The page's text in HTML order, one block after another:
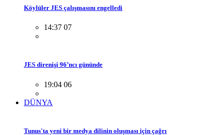
Köylüler JES çalışmasını engelledi
14:37 07
JES direnişi 96’ncı gününde
19:04 06
DÜNYA
Tunus'ta yeni bir medya dilinin oluşması için çağrı